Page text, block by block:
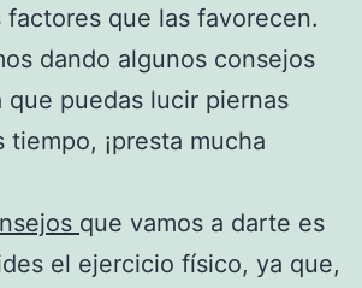
factores que las favorecen.
dando algunos consejos
que puedas lucir piernas
tiempo, ¡presta mucha
que vamos a darte es
el ejercicio físico, ya que,